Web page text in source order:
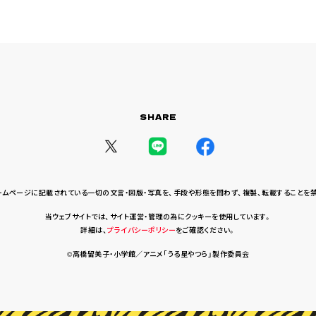
SHARE
ページに記載されている一切の文言・図版・写真を、 手段や形態を問わず、複製、転載することを禁
当ウェブサイトでは、サイト運営・管理の為にクッキーを使用しています。
詳細は、プライバシーポリシーをご確認ください。
©高橋留美子・小学館／アニメ「うる星やつら」製作委員会